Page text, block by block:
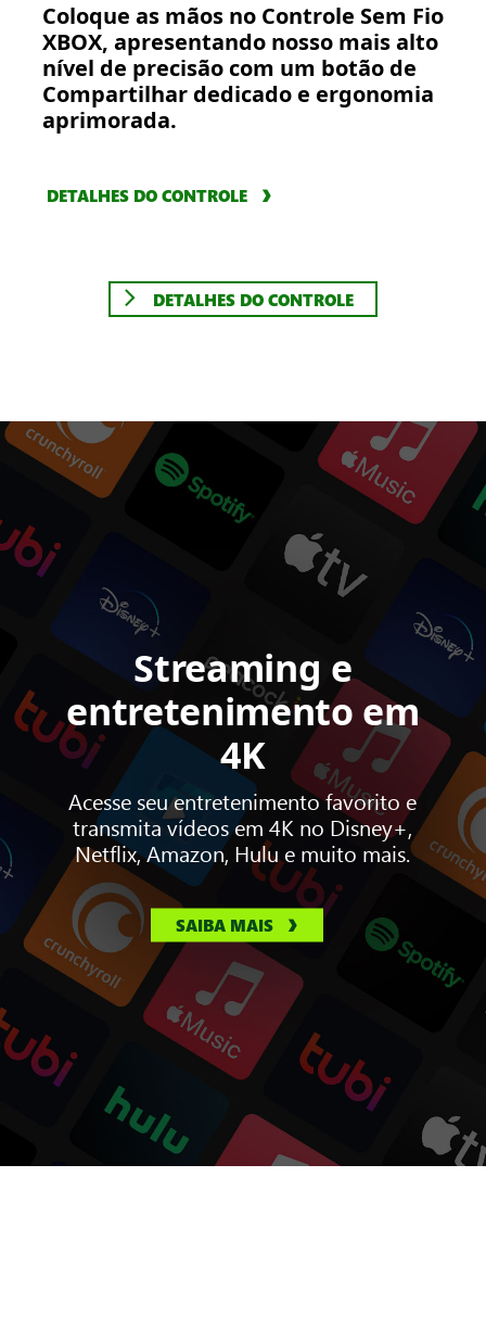
Coloque as mãos no Controle Sem Fio
XBOX, apresentando nosso mais alto
nível de precisão com um botão de
Compartilhar dedicado e ergonomia
aprimorada.
DETALHES DO CONTROLE
DETALHES DO CONTROLE
Streaming e
entretenimento em
4K
Acesse seu entretenimento favorito e
transmita vídeos em 4K no Disney+,
Netflix, Amazon, Hulu e muito mais.
SAIBA MAIS